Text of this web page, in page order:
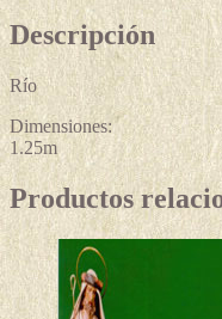
Descripción
Río
Dimensiones:
1.25m
Productos